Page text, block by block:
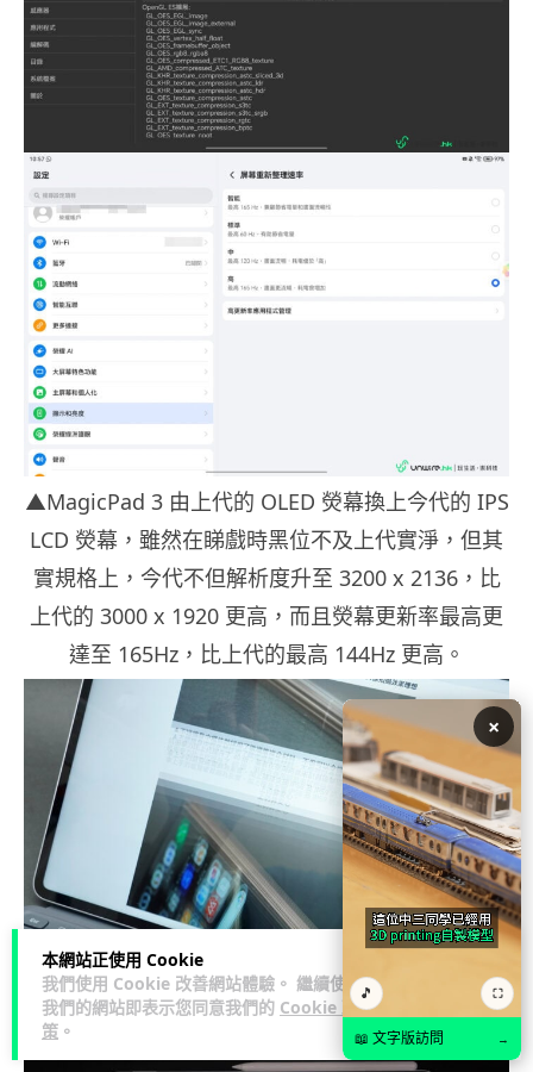
本網站正使用 Cookie
我們使用 Cookie 改善網站體驗。 繼續使用
我們的網站即表示您同意我們的 Cookie 政
策 。
▲MagicPad 3 由上代的 OLED 熒幕換上今代的 IPS
LCD 熒幕，雖然在睇戲時黑位不及上代實淨，但其
實規格上，今代不但解析度升至 3200 x 2136，比
上代的 3000 x 1920 更高，而且熒幕更新率最高更
達至 165Hz，比上代的最高 144Hz 更高。
▲超高更新率令用家快速翻動頁面時，仍能清晰看
到細字顯示。
×
🎵 ⛶
📖 文字版訪問 →